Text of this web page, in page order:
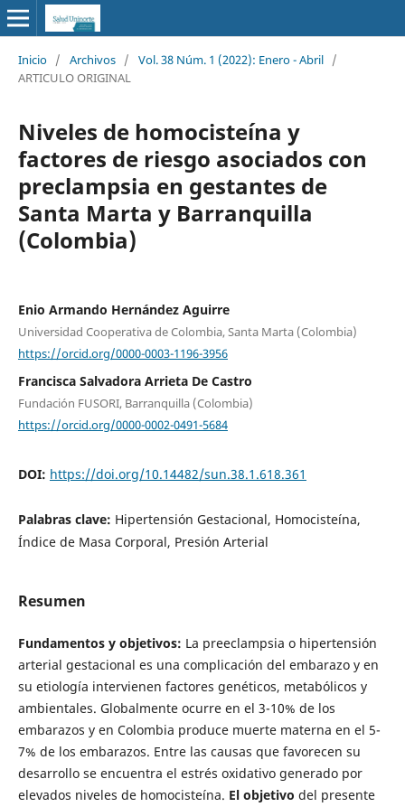
Inicio / Archivos / Vol. 38 Núm. 1 (2022): Enero - Abril /
ARTICULO ORIGINAL
Niveles de homocisteína y
factores de riesgo asociados con
preclampsia en gestantes de
Santa Marta y Barranquilla
(Colombia)
Enio Armando Hernández Aguirre
Universidad Cooperativa de Colombia, Santa Marta (Colombia)
https://orcid.org/0000-0003-1196-3956
Francisca Salvadora Arrieta De Castro
Fundación FUSORI, Barranquilla (Colombia)
https://orcid.org/0000-0002-0491-5684
DOI: https://doi.org/10.14482/sun.38.1.618.361
Palabras clave: Hipertensión Gestacional, Homocisteína,
Índice de Masa Corporal, Presión Arterial
Resumen
Fundamentos y objetivos: La preeclampsia o hipertensión
arterial gestacional es una complicación del embarazo y en
su etiología intervienen factores genéticos, metabólicos y
ambientales. Globalmente ocurre en el 3-10% de los
embarazos y en Colombia produce muerte materna en el 5-
7% de los embarazos. Entre las causas que favorecen su
desarrollo se encuentra el estrés oxidativo generado por
elevados niveles de homocisteína. El objetivo del presente